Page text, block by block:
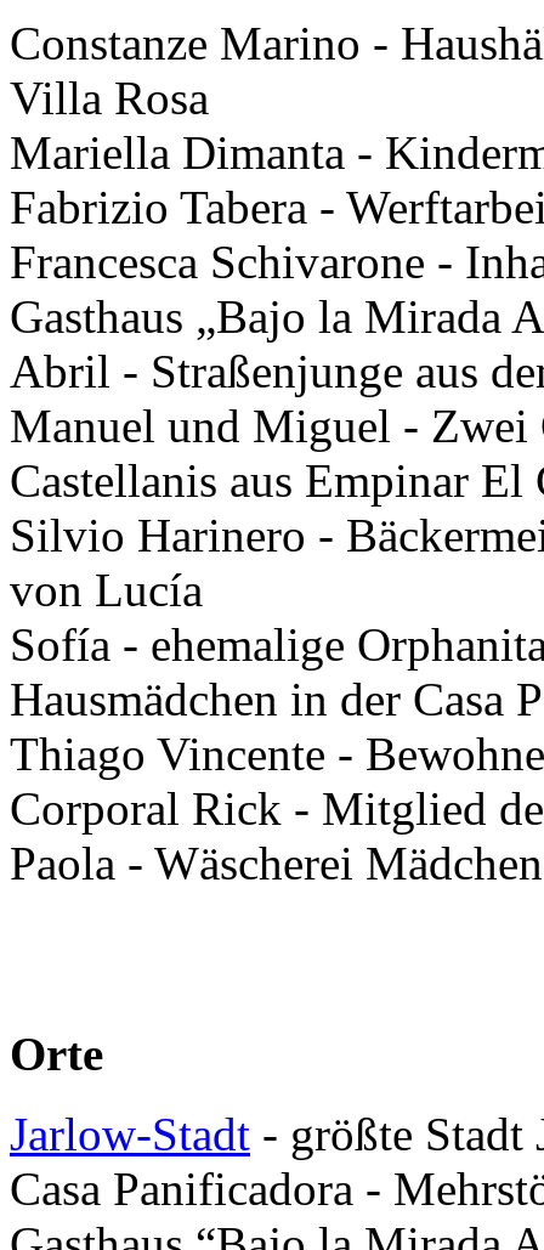
Constanze Marino -
Villa Rosa
Mariella Dimanta -
Fabrizio Tabera -
Francesca Schivarone -
Gasthaus „Bajo la Mirada
Abril - Straßenjunge aus
Manuel und Miguel - Zwei
Castellanis aus Empinar El
Silvio Harinero -
von Lucía
Sofía - ehemalige
Hausmädchen in der Casa
Thiago Vincente -
Corporal Rick - Mitglied
Paola - Wäscherei Mädchen
Orte
Jarlow-Stadt - größte Stadt
Casa Panificadora -